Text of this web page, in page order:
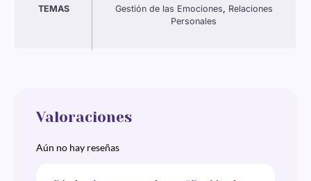
TEMAS Gestión de las Emociones, Relaciones
Personales
Valoraciones
Aún no hay reseñas